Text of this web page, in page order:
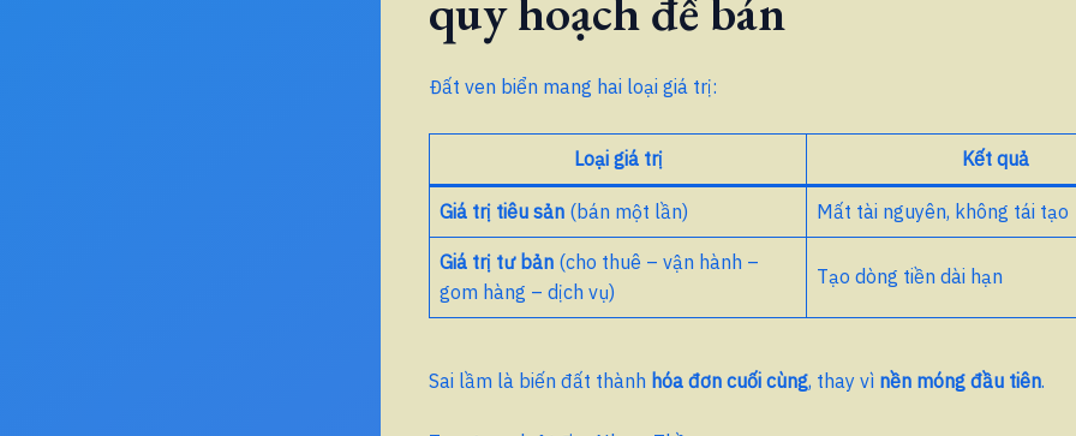
Đất ven biển mang hai loại giá trị:
Loại giá trị Kết quả
Giá trị tiêu sản (bán một lần) Mất tài nguyên, không tái tạo
Giá trị tư bản (cho thuê – vận hành –
gom hàng – dịch vụ)
Tạo dòng tiền dài hạn
Sai lầm là biến đất thành hóa đơn cuối cùng, thay vì nền móng đầu tiên.